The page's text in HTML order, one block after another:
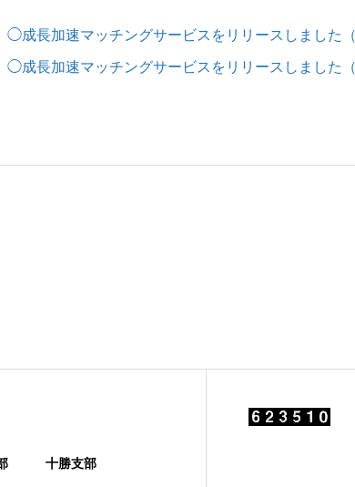
◯成長加速マッチングサービスをリリースしました
◯成長加速マッチングサービスをリリースしました
十勝支部